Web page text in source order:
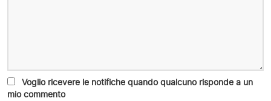
Voglio ricevere le notifiche quando qualcuno risponde a un
mio commento